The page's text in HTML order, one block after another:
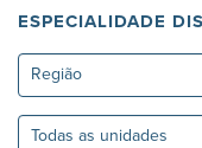
ESPECIALIDADE
Região
Todas